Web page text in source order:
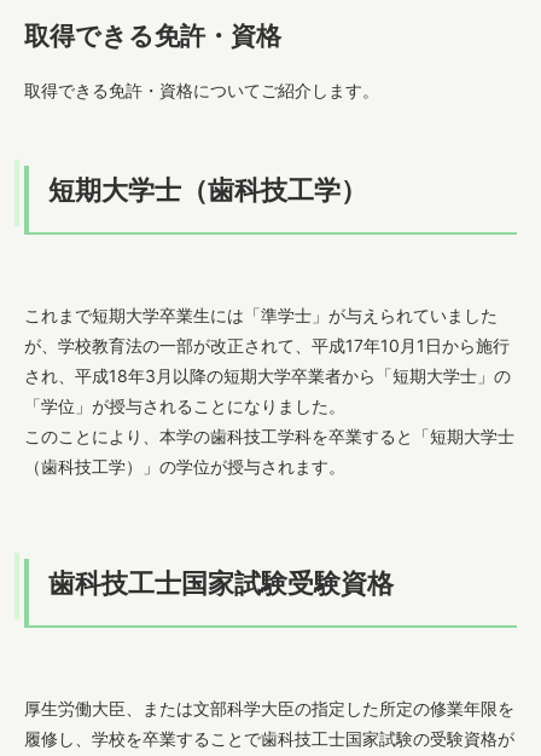
歯科技工学科
専攻科
キャンパスライフ
取得できる免許・資格
取得できる免許・資格についてご紹介します。
短期大学士（歯科技工学）
これまで短期大学卒業生には「準学士」が与えられていました
が、学校教育法の一部が改正されて、平成17年10月1日から施行
され、平成18年3月以降の短期大学卒業者から「短期大学士」の
「学位」が授与されることになりました。
このことにより、本学の歯科技工学科を卒業すると「短期大学士
（歯科技工学）」の学位が授与されます。
歯科技工士国家試験受験資格
厚生労働大臣、または文部科学大臣の指定した所定の修業年限を
履修し、学校を卒業することで歯科技工士国家試験の受験資格が